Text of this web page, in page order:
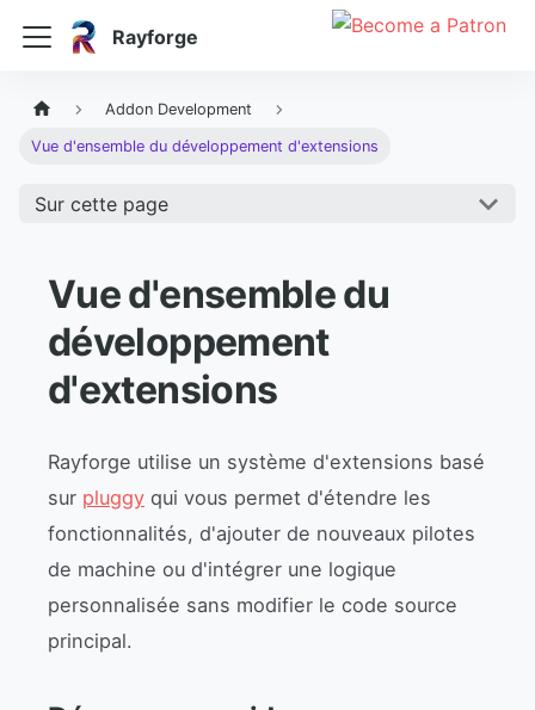
Rayforge
Addon Development
Vue d'ensemble du développement d'extensions
Sur cette page
Vue d'ensemble du
développement
d'extensions
Rayforge utilise un système d'extensions basé
sur pluggy qui vous permet d'étendre les
fonctionnalités, d'ajouter de nouveaux pilotes
de machine ou d'intégrer une logique
personnalisée sans modifier le code source
principal.